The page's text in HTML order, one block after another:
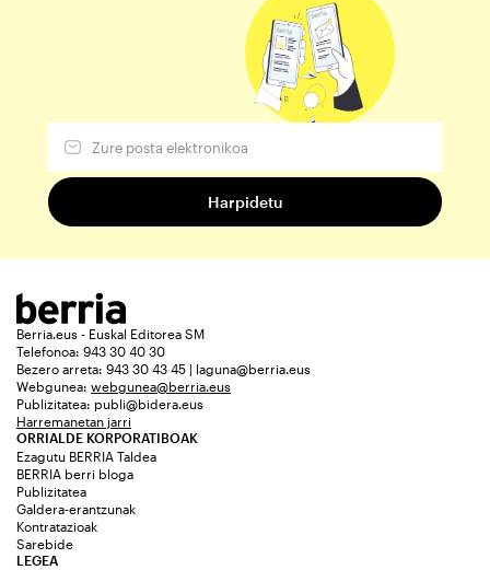
Berria.eus - Euskal Editorea SM
Telefonoa: 943 30 40 30
Bezero arreta: 943 30 43 45 | laguna@berria.eus
Webgunea: webgunea@berria.eus
Publizitatea: publi@bidera.eus
Harremanetan jarri
ORRIALDE KORPORATIBOAK
Ezagutu BERRIA Taldea
BERRIA berri bloga
Publizitatea
Galdera-erantzunak
Kontratazioak
Sarebide
LEGEA